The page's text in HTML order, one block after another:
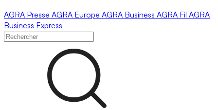
AGRA Presse AGRA Europe AGRA Business AGRA Fil AGRA
Business Express